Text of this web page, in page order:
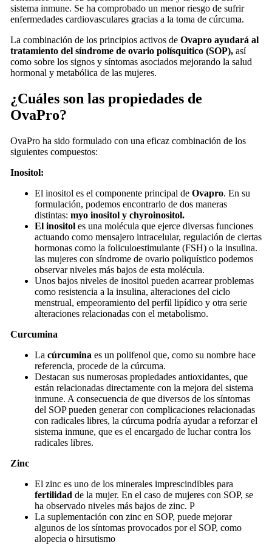
sistema inmune. Se ha comprobado un menor riesgo de sufrir
enfermedades cardiovasculares gracias a la toma de cúrcuma.
La combinación de los principios activos de Ovapro ayudará al
tratamiento del síndrome de ovario polísquitico (SOP),así
como sobre los signos y síntomas asociados mejorando la salud
hormonal y metabólica de las mujeres.
¿Cuáles son las propiedades de
OvaPro?
OvaPro ha sido formulado con una eficaz combinación de los
siguientes compuestos:
Inositol:
El inositol es el componente principal de Ovapro. En su
formulación, podemos encontrarlo de dos maneras
distintas: myo inositol y chyroinositol.
El inositol es una molécula que ejerce diversas funciones
actuando como mensajero intracelular, regulación de ciertas
hormonas como la foliculoestimulante (FSH) o la insulina.
las mujeres con síndrome de ovario poliquístico podemos
observar niveles más bajos de esta molécula.
Unos bajos niveles de inositol pueden acarrear problemas
como resistencia a la insulina, alteraciones del ciclo
menstrual, empeoramiento del perfil lipídico y otra serie
alteraciones relacionadas con el metabolismo.
Curcumina
La cúrcumina es un polifenol que, como su nombre hace
referencia, procede de la cúrcuma.
Destacan sus numerosas propiedades antioxidantes, que
están relacionadas directamente con la mejora del sistema
inmune. A consecuencia de que diversos de los síntomas
del SOP pueden generar con complicaciones relacionadas
con radicales libres, la cúrcuma podría ayudar a reforzar el
sistema inmune, que es el encargado de luchar contra los
radicales libres.
Zinc
El zinc es uno de los minerales imprescindibles para
fertilidad de la mujer. En el caso de mujeres con SOP, se
ha observado niveles más bajos de zinc. P
La suplementación con zinc en SOP, puede mejorar
algunos de los síntomas provocados por el SOP, como
alopecia o hirsutismo